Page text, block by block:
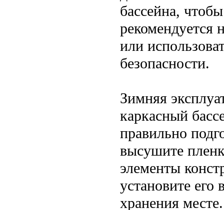
бассейна,
рекомендуется
или
безопасности.
Зимняя
каркасный
правильно
высушите
элементы
установите его
хранения